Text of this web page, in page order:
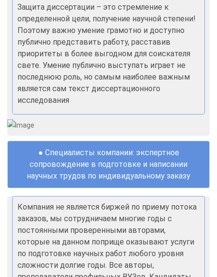
Защита диссертации – это стремление к
определенной цели, получение научной степени!
Поэтому важно умение грамотно и доступно
публично представить работу, расставив
приоритеты в более выгодном для соискателя
свете. Умение публично выступать играет не
последнюю роль, но самым наиболее важным
является сам текст диссертационного
исследования
● Специалисты компании: экспертное
сопровождение в подготовке и написании
научных трудов по индивидуальному заказу
Компания не является биржей по приему потока
заказов, мы сотрудничаем многие годы с
постоянными проверенными авторами,
которые на данном поприще оказывают услуги
по подготовке научных работ любого уровня
сложности долгие годы. Все авторы,